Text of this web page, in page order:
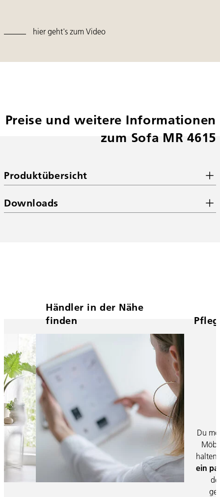
hier geht's zum Video
Preise und weitere Informationen
zum Sofa MR 4615
Produktübersicht
Downloads
Händler in der Nähe
finden
Du
halten
ein